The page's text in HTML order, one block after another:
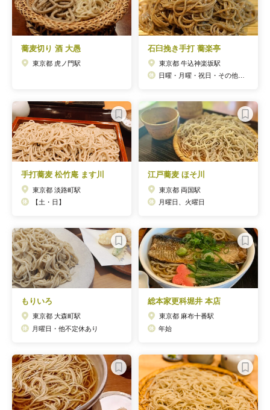
蕎麦切り 酒 大愚
東京都 虎ノ門駅
石臼挽き手打 蕎楽亭
東京都 牛込神楽坂駅
手打蕎麦 松竹庵 ます川
東京都 淡路町駅
【土・日】
江戸蕎麦 ほそ川
東京都 両国駅
月曜日、火曜日
もりいろ
東京都 大森町駅
月曜日・他不定休あり
総本家更科堀井 本店
東京都 麻布十番駅
年始